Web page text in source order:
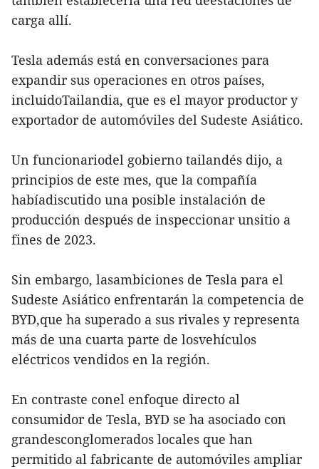
carga allí.
Tesla además está en conversaciones para
expandir sus operaciones en otros países,
incluidoTailandia, que es el mayor productor y
exportador de automóviles del Sudeste Asiático.
Un funcionariodel gobierno tailandés dijo, a
principios de este mes, que la compañía
habíadiscutido una posible instalación de
producción después de inspeccionar unsitio a
fines de 2023.
Sin embargo, lasambiciones de Tesla para el
Sudeste Asiático enfrentarán la competencia de
BYD,que ha superado a sus rivales y representa
más de una cuarta parte de losvehículos
eléctricos vendidos en la región.
En contraste conel enfoque directo al
consumidor de Tesla, BYD se ha asociado con
grandesconglomerados locales que han
permitido al fabricante de automóviles ampliar